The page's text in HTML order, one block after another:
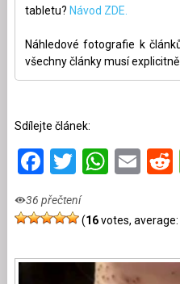
tabletu? Návod ZDE.
Náhledové fotografie k
všechny články musí
Sdílejte článek:
Facebook
Twitter
36 přečtení
(16votes, average: